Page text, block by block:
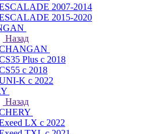
2007-2014
2015-2020
Назад
Plus с 2018
с 2018
K с 2022
Назад
LX с 2022